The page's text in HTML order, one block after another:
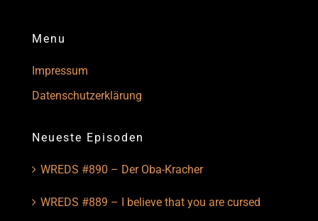
Menu
Impressum
Datenschutzerklärung
Neueste Episoden
WREDS #890 – Der Oba-Kracher
WREDS #889 – I believe that you are cursed